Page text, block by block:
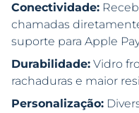
Conectividade:
chamadas
suporte para Apple
Durabilidade: Vidro
rachaduras e maior
Personalização: